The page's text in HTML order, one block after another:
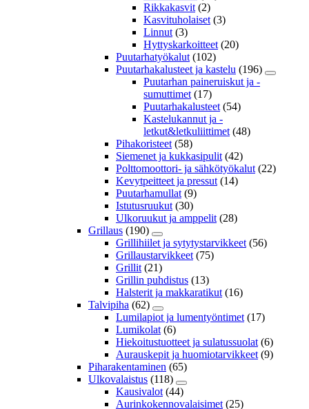
Rikkakasvit (2)
Kasvituholaiset (3)
Linnut (3)
Hyttyskarkoitteet (20)
Puutarhatyökalut (102)
Puutarhakalusteet ja kastelu (196)
Puutarhan paineruiskut ja -
sumuttimet (17)
Puutarhakalusteet (54)
Kastelukannut ja -
letkut&letkuliittimet (48)
Pihakoristeet (58)
Siemenet ja kukkasipulit (42)
Polttomoottori- ja sähkötyökalut (22)
Kevytpeitteet ja pressut (14)
Puutarhamullat (9)
Istutusruukut (30)
Ulkoruukut ja amppelit (28)
Grillaus (190)
Grillihiilet ja sytytystarvikkeet (56)
Grillaustarvikkeet (75)
Grillit (21)
Grillin puhdistus (13)
Halsterit ja makkaratikut (16)
Talvipiha (62)
Lumilapiot ja lumentyöntimet (17)
Lumikolat (6)
Hiekoitustuotteet ja sulatussuolat (6)
Aurauskepit ja huomiotarvikkeet (9)
Piharakentaminen (65)
Ulkovalaistus (118)
Kausivalot (44)
Aurinkokennovalaisimet (25)